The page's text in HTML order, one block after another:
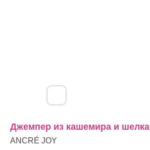
Джемпер из кашемира и шелка
ANCRÉ JOY